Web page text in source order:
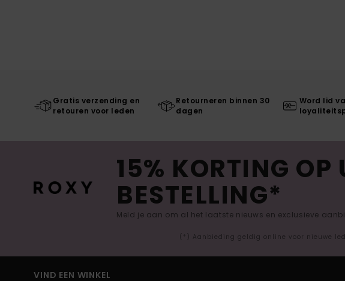
Gratis verzending en
retouren voor leden
Retourneren binnen 30
dagen
Word lid
15% KORTING OP
BESTELLING*
Meld je aan om al het laatste nieuws en exclusieve
(*) Aanbieding geldig online voor nieuwe
VIND EEN WINKEL